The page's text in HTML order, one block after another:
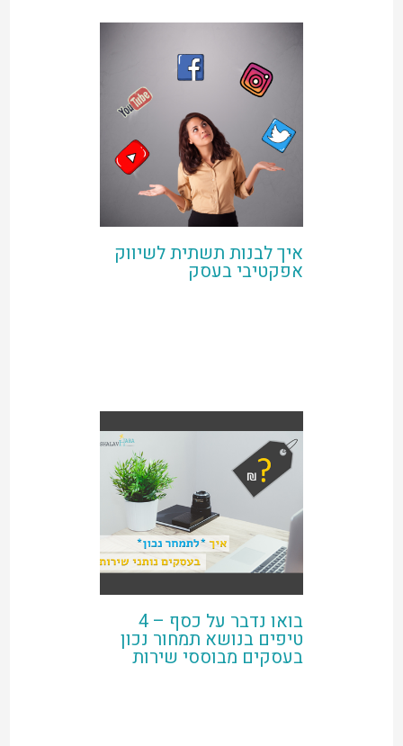
איך לבנות תשתית לשיווק
אפקטיבי בעסק
בואו נדבר על כסף – 4
טיפים בנושא תמחור נכון
בעסקים מבוססי שירות